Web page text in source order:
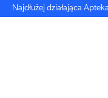
Najdłużej działająca